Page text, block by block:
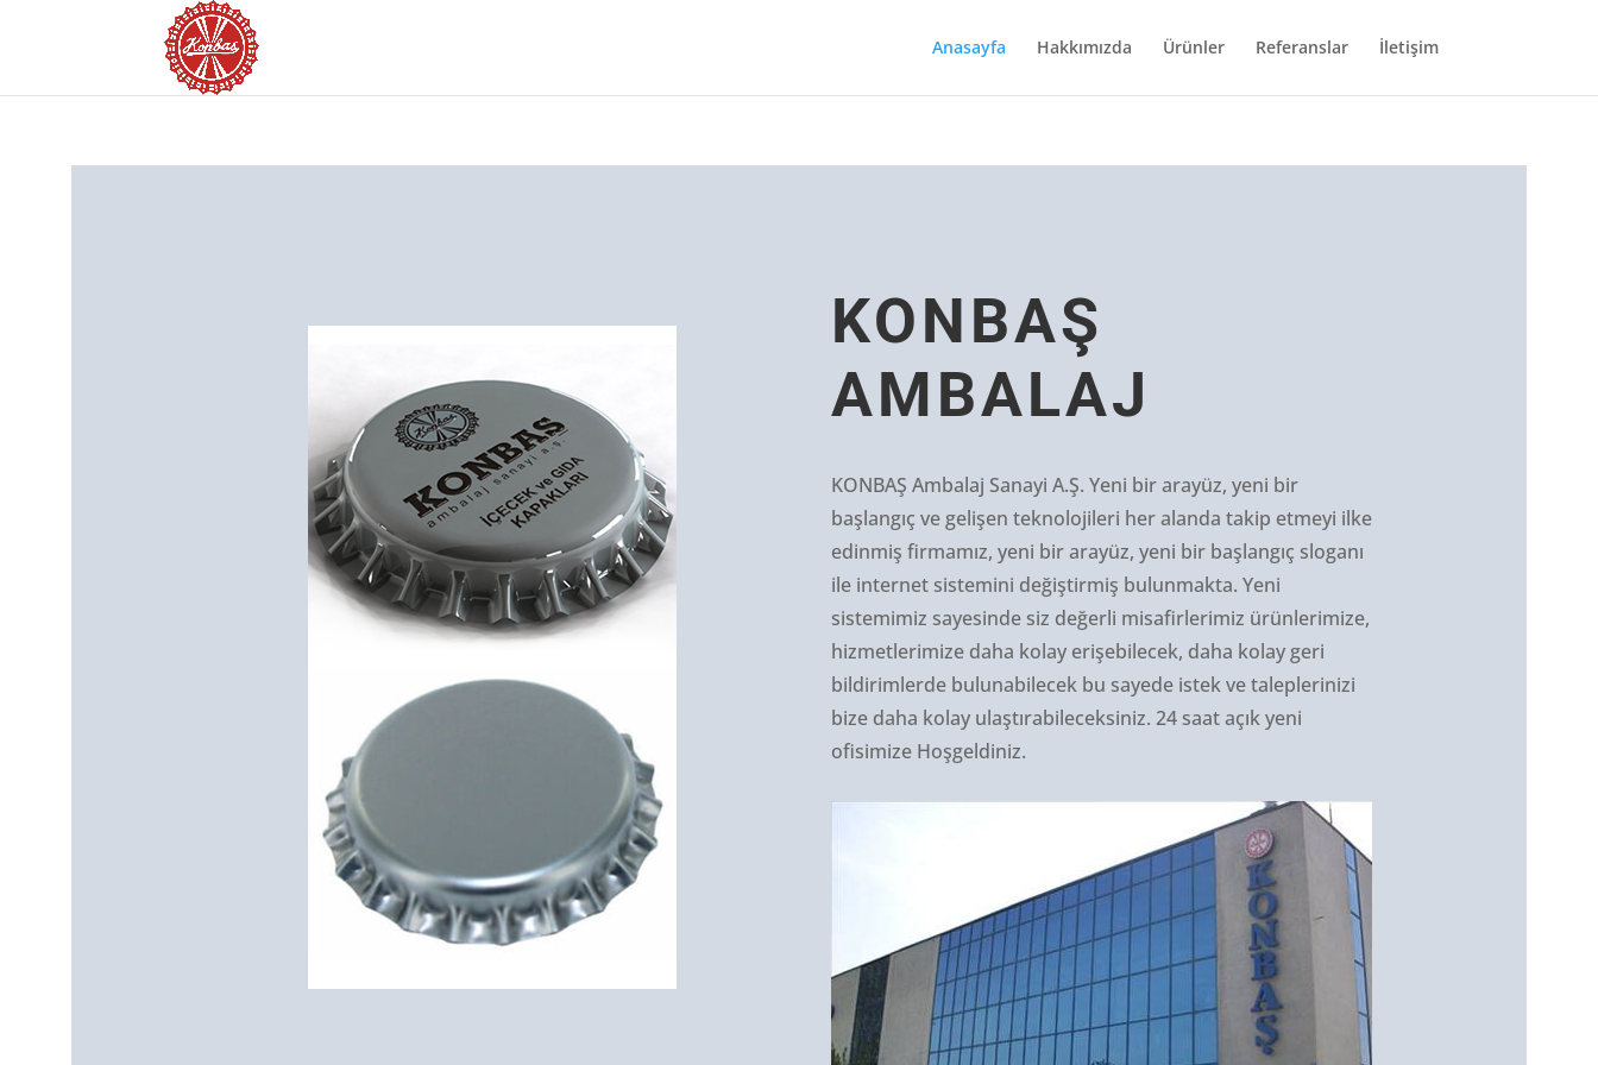
Anasayfa Hakkımızda Ürünler Referanslar İletişim
KONBAŞ
AMBALAJ
KONBAŞ Ambalaj Sanayi A.Ş. Yeni bir arayüz, yeni bir
başlangıç ve gelişen teknolojileri her alanda takip etmeyi ilke
edinmiş firmamız, yeni bir arayüz, yeni bir başlangıç sloganı
ile internet sistemini değiştirmiş bulunmakta. Yeni
sistemimiz sayesinde siz değerli misafirlerimiz ürünlerimize,
hizmetlerimize daha kolay erişebilecek, daha kolay geri
bildirimlerde bulunabilecek bu sayede istek ve taleplerinizi
bize daha kolay ulaştırabileceksiniz. 24 saat açık yeni
ofisimize Hoşgeldiniz.